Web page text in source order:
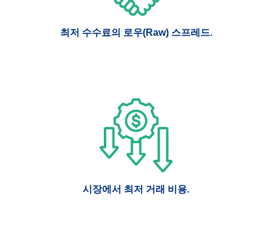
최저 수수료의 로우(Raw) 스프레드.
시장에서 최저 거래 비용.